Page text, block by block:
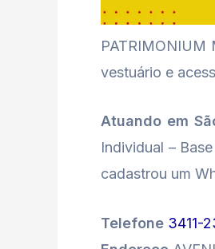
PATRIMONIUM
vestuário e
Atuando em
Individual –
cadastrou um
Telefone 3411-